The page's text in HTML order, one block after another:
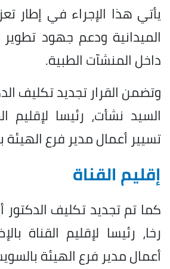
يأتي هذا الإجراء في إطار
الميدانية ودعم جهود
داخل المنشآت الطبية.
وتضمن القرار تجديد تكليف
السيد نشأت، رئيسا لإقليم
تسيير أعمال مدير فرع الهيئة
إقليم القناة
كما تم تجديد تكليف
رخا، رئيسا لإقليم القناة
أعمال مدير فرع الهيئة